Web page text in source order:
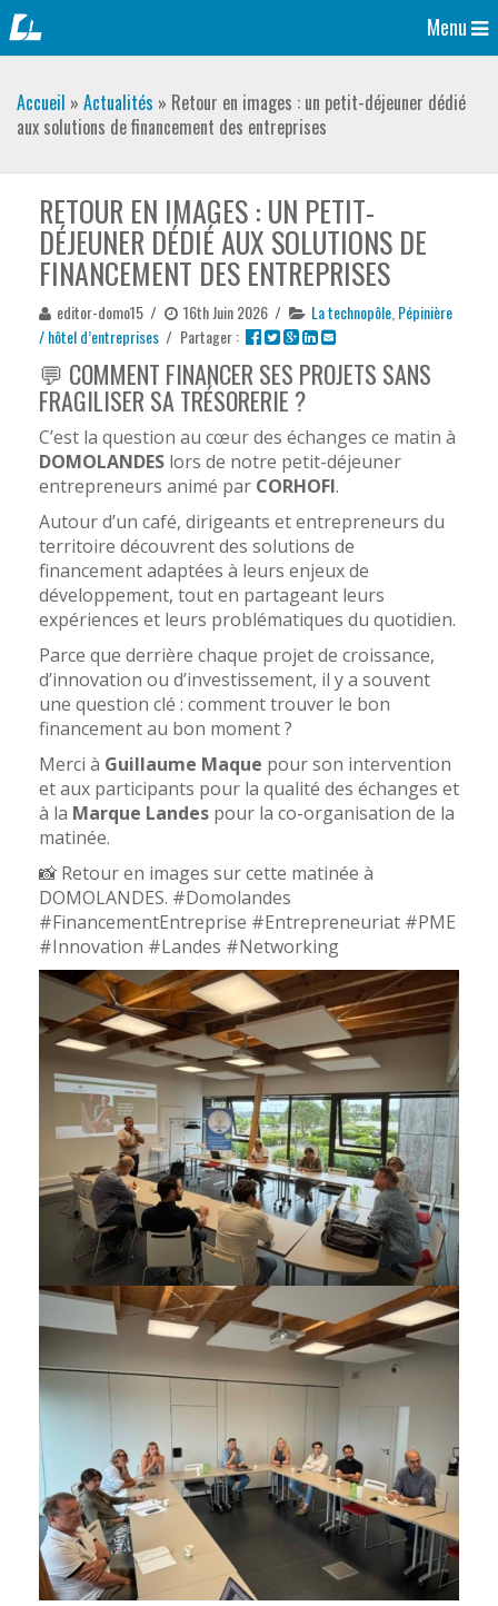
Menu
Accueil » Actualités » Retour en images : un petit-déjeuner dédié
aux solutions de financement des entreprises
RETOUR EN IMAGES : UN PETIT-
DÉJEUNER DÉDIÉ AUX SOLUTIONS DE
FINANCEMENT DES ENTREPRISES
editor-domo15 / 16th Juin 2026 / La technopôle Pépinière
/ hôtel d’entreprises / Partager :
💬 COMMENT FINANCER SES PROJETS SANS
FRAGILISER SA TRÉSORERIE ?
C’est la question au cœur des échanges ce matin à
DOMOLANDES lors de notre petit-déjeuner
entrepreneurs animé par CORHOFI.
Autour d’un café, dirigeants et entrepreneurs du
territoire découvrent des solutions de
financement adaptées à leurs enjeux de
développement, tout en partageant leurs
expériences et leurs problématiques du quotidien.
Parce que derrière chaque projet de croissance,
d’innovation ou d’investissement, il y a souvent
une question clé : comment trouver le bon
financement au bon moment ?
Merci à Guillaume Maque pour son intervention
et aux participants pour la qualité des échanges et
à la Marque Landes pour la co-organisation de la
matinée.
📸 Retour en images sur cette matinée à
DOMOLANDES. #Domolandes
#FinancementEntreprise #Entrepreneuriat #PME
#Innovation #Landes #Networking